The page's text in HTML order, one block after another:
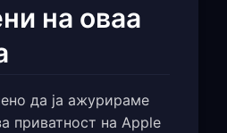
на оваа
да ја ажурираме
приватност на Apple